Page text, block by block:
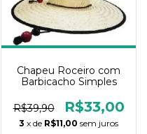
Chapeu Roceiro com
Barbicacho Simples
R$39,90 R$33,00
3 x de R$11,00 sem juros